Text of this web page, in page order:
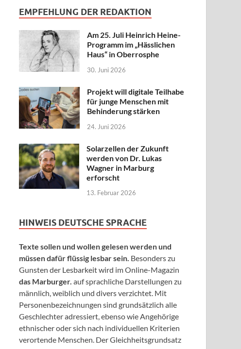
EMPFEHLUNG DER REDAKTION
Am 25. Juli Heinrich Heine-
Programm im „Hässlichen
Haus“ in Oberrosphe
30. Juni 2026
Projekt will digitale Teilhabe
für junge Menschen mit
Behinderung stärken
24. Juni 2026
Solarzellen der Zukunft
werden von Dr. Lukas
Wagner in Marburg
erforscht
13. Februar 2026
HINWEIS DEUTSCHE SPRACHE
Texte sollen und wollen gelesen werden und
müssen dafür flüssig lesbar sein. Besonders zu
Gunsten der Lesbarkeit wird im Online-Magazin
das Marburger. auf sprachliche Darstellungen zu
männlich, weiblich und divers verzichtet. Mit
Personenbezeichnungen sind grundsätzlich alle
Geschlechter adressiert, ebenso wie Angehörige
ethnischer oder sich nach individuellen Kriterien
verortende Menschen. Der Gleichheitsgrundsatz